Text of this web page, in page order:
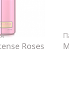
Roses